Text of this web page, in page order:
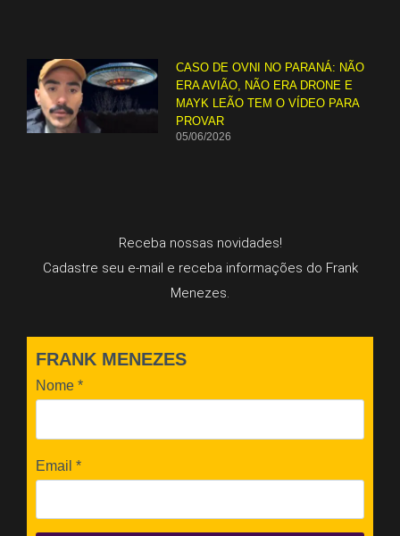
CASO DE OVNI NO PARANÁ: NÃO
ERA AVIÃO, NÃO ERA DRONE E
MAYK LEÃO TEM O VÍDEO PARA
PROVAR
05/06/2026
Receba nossas novidades!
Cadastre seu e-mail e receba informações do Frank
Menezes.
FRANK MENEZES
Nome *
Email *